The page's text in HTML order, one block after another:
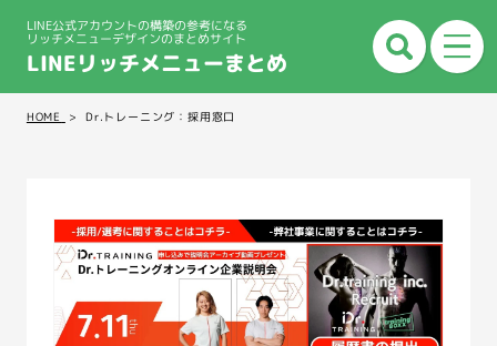
LINE公式アカウントの構築の参考になる
リッチメニューデザインのまとめサイト
LINEリッチメニューまとめ
HOME Dr.トレーニング：採用窓口